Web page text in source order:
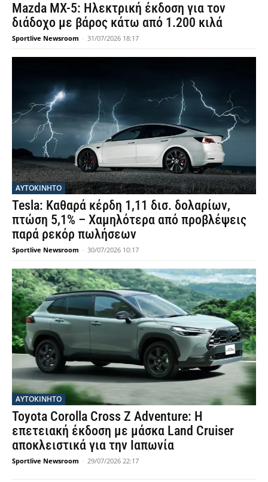
Mazda MX-5: Ηλεκτρική έκδοση για τον
διάδοχο με βάρος κάτω από 1.200 κιλά
Sportlive Newsroom - 31/07/2026 18:17
ΑΥΤΟΚΙΝΗΤΟ
Tesla: Καθαρά κέρδη 1,11 δισ. δολαρίων,
πτώση 5,1% – Χαμηλότερα από προβλέψεις
παρά ρεκόρ πωλήσεων
Sportlive Newsroom - 30/07/2026 10:17
ΑΥΤΟΚΙΝΗΤΟ
Toyota Corolla Cross Z Adventure: Η
επετειακή έκδοση με μάσκα Land Cruiser
αποκλειστικά για την Ιαπωνία
Sportlive Newsroom - 29/07/2026 22:17